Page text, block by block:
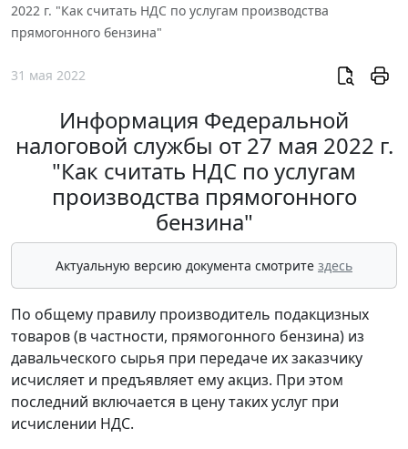
2022 г. "Как считать НДС по услугам производства
прямогонного бензина"
31 мая 2022
Информация Федеральной
налоговой службы от 27 мая 2022 г.
"Как считать НДС по услугам
производства прямогонного
бензина"
Актуальную версию документа смотрите здесь
По общему правилу производитель подакцизных
товаров (в частности, прямогонного бензина) из
давальческого сырья при передаче их заказчику
исчисляет и предъявляет ему акциз. При этом
последний включается в цену таких услуг при
исчислении НДС.